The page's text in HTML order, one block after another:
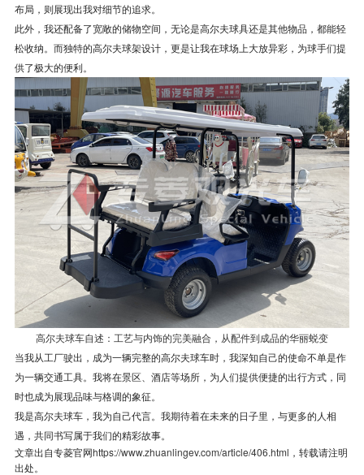
布局，则展现出我对细节的追求。
此外，我还配备了宽敞的储物空间，无论是高尔夫球具还是其他物品，都能轻
松收纳。而独特的高尔夫球架设计，更是让我在球场上大放异彩，为球手们提
供了极大的便利。
高尔夫球车自述：工艺与内饰的完美融合，从配件到成品的华丽蜕变
当我从工厂驶出，成为一辆完整的高尔夫球车时，我深知自己的使命不单是作
为一辆交通工具。我将在景区、酒店等场所，为人们提供便捷的出行方式，同
时也成为展现品味与格调的象征。
我是高尔夫球车，我为自己代言。我期待着在未来的日子里，与更多的人相
遇，共同书写属于我们的精彩故事。
文章出自专菱官网https://www.zhuanlingev.com/article/406.html ，转载请注明
出处。